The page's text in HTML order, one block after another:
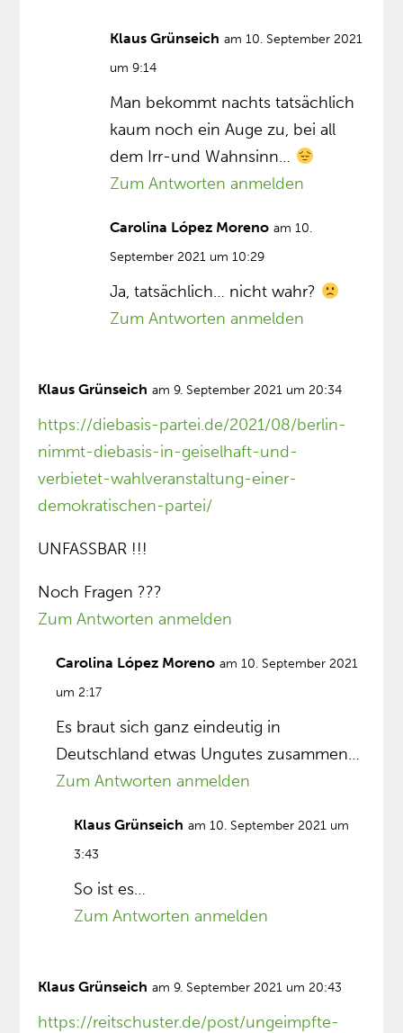
Klaus Grünseich am 10. September 2021
um 9:14
Man bekommt nachts tatsächlich
kaum noch ein Auge zu, bei all
dem Irr-und Wahnsinn…
Zum Antworten anmelden
Carolina López Moreno am 10.
September 2021 um 10:29
Ja, tatsächlich… nicht wahr?
Zum Antworten anmelden
Klaus Grünseich am 9. September 2021 um 20:34
https://diebasis-partei.de/2021/08/berlin-
nimmt-diebasis-in-geiselhaft-und-
verbietet-wahlveranstaltung-einer-
demokratischen-partei/
UNFASSBAR !!!
Noch Fragen ???
Zum Antworten anmelden
Carolina López Moreno am 10. September 2021
um 2:17
Es braut sich ganz eindeutig in
Deutschland etwas Ungutes zusammen…
Zum Antworten anmelden
Klaus Grünseich am 10. September 2021 um
3:43
So ist es…
Zum Antworten anmelden
Klaus Grünseich am 9. September 2021 um 20:43
https://reitschuster.de/post/ungeimpfte-